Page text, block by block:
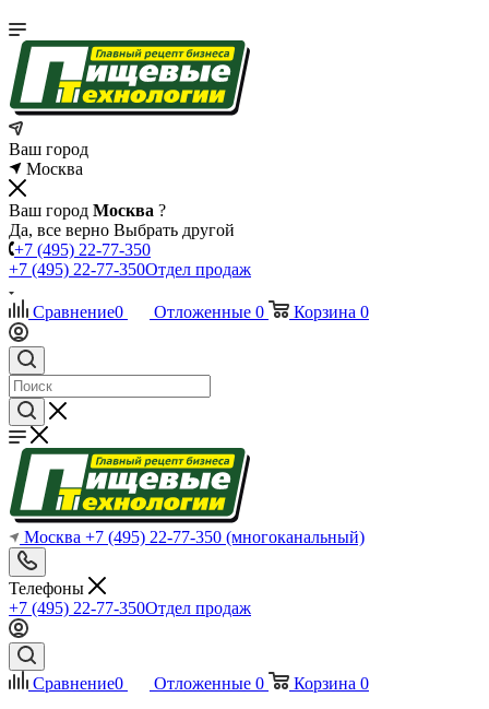
Ваш город
Москва
Ваш город Москва ?
Да, все верно Выбрать другой
+7 (495) 22-77-350
+7 (495) 22-77-350Отдел продаж
Сравнение0 Отложенные 0 Корзина 0
Москва +7 (495) 22-77-350 (многоканальный)
Телефоны
+7 (495) 22-77-350Отдел продаж
Сравнение0 Отложенные 0 Корзина 0